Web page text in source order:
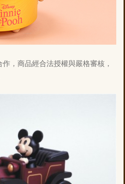
，商品經合法授權與嚴格審核，